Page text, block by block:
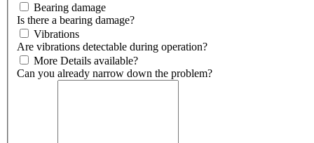
Bearing damage
Is there a bearing damage?
Vibrations
Are vibrations detectable during operation?
More Details available?
Can you already narrow down the problem?